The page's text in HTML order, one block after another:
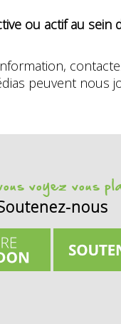
ou actif au
peuvent nous
voyez vous
nous